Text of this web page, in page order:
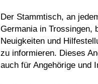
Der Stammtisch, an
Germania in Trossingen,
Neuigkeiten und
zu informieren. Dieses
auch für Angehörige und